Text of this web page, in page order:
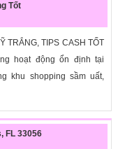
Tốt
TRẮNG, TIPS CASH TỐT
hoạt động ổn định tại
khu shopping sầm uất,
FL 33056